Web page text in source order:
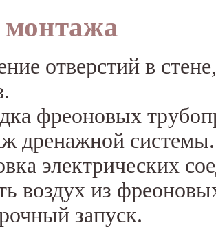
отверстий в
фреоновых
дренажной системы.
электрических
воздух из
запуск.